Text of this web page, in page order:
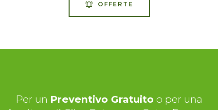
OFFERTE
Per un Preventivo Gratuito o per una